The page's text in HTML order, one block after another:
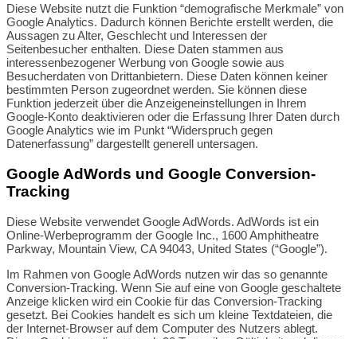
Diese Website nutzt die Funktion “demografische Merkmale” von
Google Analytics. Dadurch können Berichte erstellt werden, die
Aussagen zu Alter, Geschlecht und Interessen der
Seitenbesucher enthalten. Diese Daten stammen aus
interessenbezogener Werbung von Google sowie aus
Besucherdaten von Drittanbietern. Diese Daten können keiner
bestimmten Person zugeordnet werden. Sie können diese
Funktion jederzeit über die Anzeigeneinstellungen in Ihrem
Google-Konto deaktivieren oder die Erfassung Ihrer Daten durch
Google Analytics wie im Punkt “Widerspruch gegen
Datenerfassung” dargestellt generell untersagen.
Google AdWords und Google Conversion-
Tracking
Diese Website verwendet Google AdWords. AdWords ist ein
Online-Werbeprogramm der Google Inc., 1600 Amphitheatre
Parkway, Mountain View, CA 94043, United States (“Google”).
Im Rahmen von Google AdWords nutzen wir das so genannte
Conversion-Tracking. Wenn Sie auf eine von Google geschaltete
Anzeige klicken wird ein Cookie für das Conversion-Tracking
gesetzt. Bei Cookies handelt es sich um kleine Textdateien, die
der Internet-Browser auf dem Computer des Nutzers ablegt.